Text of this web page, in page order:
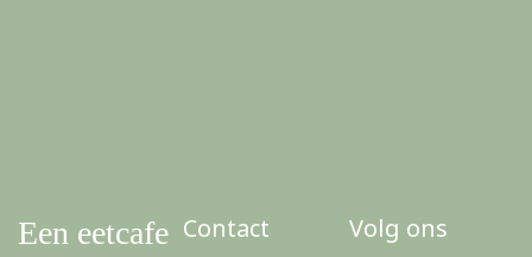
Een eetcafe Contact Volg ons